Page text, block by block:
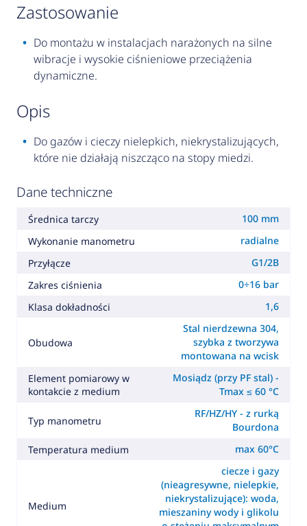
zastosowanie
Do montażu w instalacjach narażonych na silne
wibracje i wysokie ciśnieniowe przeciążenia
dynamiczne.
opis
Do gazów i cieczy nielepkich, niekrystalizujących,
które nie działają niszcząco na stopy miedzi.
Dane techniczne
Średnica tarczy
100 mm
Wykonanie manometru
radialne
Przyłącze
G1/2B
Zakres ciśnienia
0÷16 bar
Klasa dokładności
1,6
Obudowa
Stal nierdzewna 304,
szybka z tworzywa
montowana na wcisk
Element pomiarowy w
kontakcie z medium
Mosiądz (przy PF stal) -
Tmax ≤ 60 °C
Typ manometru
RF/HZ/HY - z rurką
Bourdona
Temperatura medium
max 60°C
Medium
ciecze i gazy
(nieagresywne, nielepkie,
niekrystalizujące): woda,
mieszaniny wody i glikolu